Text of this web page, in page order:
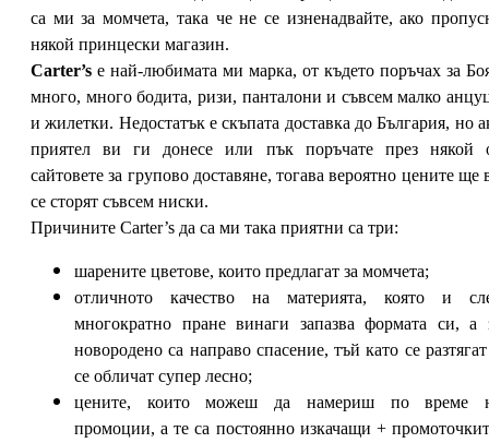
са ми за момчета, така че не се изненадвайте, ако
някой принцески магазин.
Carter’s е най-любимата ми марка, от където поръчах за
много, много бодита, ризи, панталони и съвсем малко
и жилетки. Недостатък е скъпата доставка до България, но
приятел ви ги донесе или пък поръчате през някой
сайтовете за групово доставяне, тогава вероятно цените ще
се сторят съвсем ниски.
Причините Carter’s да са ми така приятни са три:
шарените цветове, които предлагат за момчета;
отличното качество на материята, която и
многократно пране винаги запазва формата си, а
новородено са направо спасение, тъй като се
се обличат супер лесно;
цените, които можеш да намериш по време
промоции, а те са постоянно изкачащи +